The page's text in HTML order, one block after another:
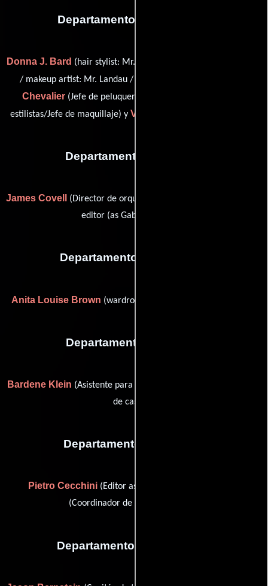
Departamento de maquillaje
Donna J. Bard (hair stylist: Mr. Landau / hair stylist: Ms. Becker
/ makeup artist: Mr. Landau / makeup artist: Ms.),
Chevalier (Jefe de peluqueros),
estilistas/Jefe de maquillaje) y Vivian Maxwell
Departamento de musica
James Covell (Director de orquesta) y
editor (as Gabriel Kitinsky))
Departamento de vestuario
Anita Louise Brown (wardrobe supervisor (as Anita Brown))
Departamento de reparto
Bardene Klein (Asistente para casting) y
de casting)
Departamento de editorial
Pietro Cecchini(Editor asistente) y
(Coordinador de post-producción)
Departamento de transporte